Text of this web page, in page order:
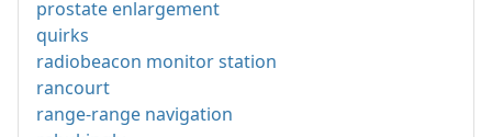
prostate enlargement
quirks
radiobeacon monitor station
rancourt
range-range navigation